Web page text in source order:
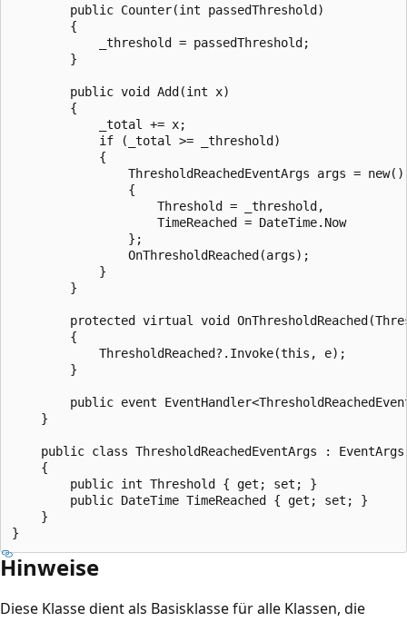
        public Counter(int passedThreshold)
        {
            _threshold = passedThreshold;
        }
        public void Add(int x)
        {
            _total += x;
            if (_total >= _threshold)
            {
                ThresholdReachedEventArgs args = new()
                {
                    Threshold = _threshold,
                    TimeReached = DateTime.Now
                };
                OnThresholdReached(args);
            }
        }
protected virtual void
        {
            ThresholdReached?.Invoke(this, e);
        }
public event
    }
    public class ThresholdReachedEventArgs : EventArgs
    {
        public int Threshold { get; set; }
        public DateTime TimeReached { get; set; }
    }
Hinweise
Diese Klasse dient als Basisklasse für alle Klassen, die